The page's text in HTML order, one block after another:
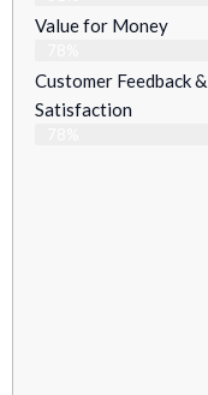
Value for Money
Customer Feedback &
Satisfaction​